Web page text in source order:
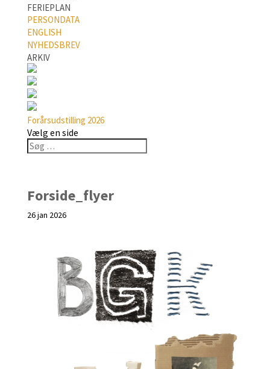
FERIEPLAN
PERSONDATA
ENGLISH
NYHEDSBREV
ARKIV
Forårsudstilling 2026
Vælg en side
Forside_flyer
26 jan 2026